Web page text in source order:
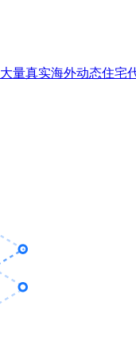
大量真实海外动态住宅